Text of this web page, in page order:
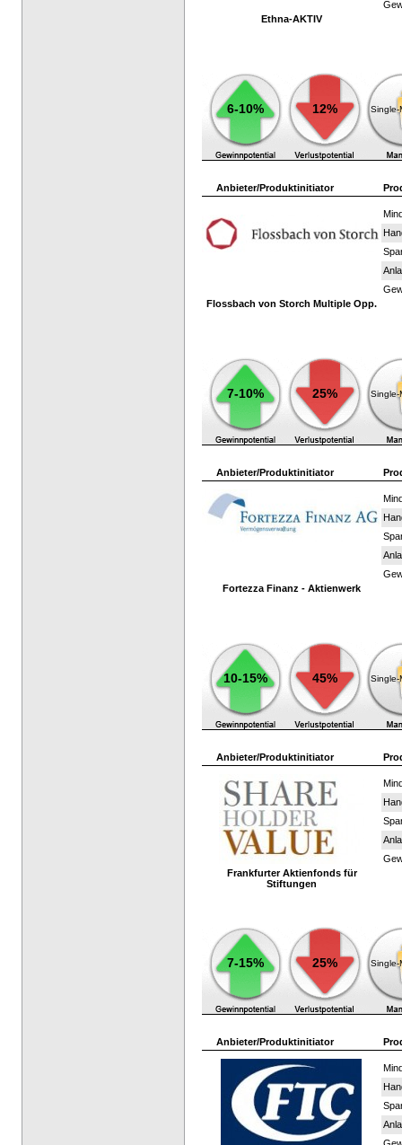
Ethna-AKTIV
6-10% 12% Single-
Anbieter/Produktinitiator
Flossbach von Storch Multiple Opp.
7-10% 25% Single-
Anbieter/Produktinitiator
Fortezza Finanz - Aktienwerk
10-15% 45% Single-
Anbieter/Produktinitiator
Frankfurter Aktienfonds für
Stiftungen
7-15% 25% Single-
Anbieter/Produktinitiator